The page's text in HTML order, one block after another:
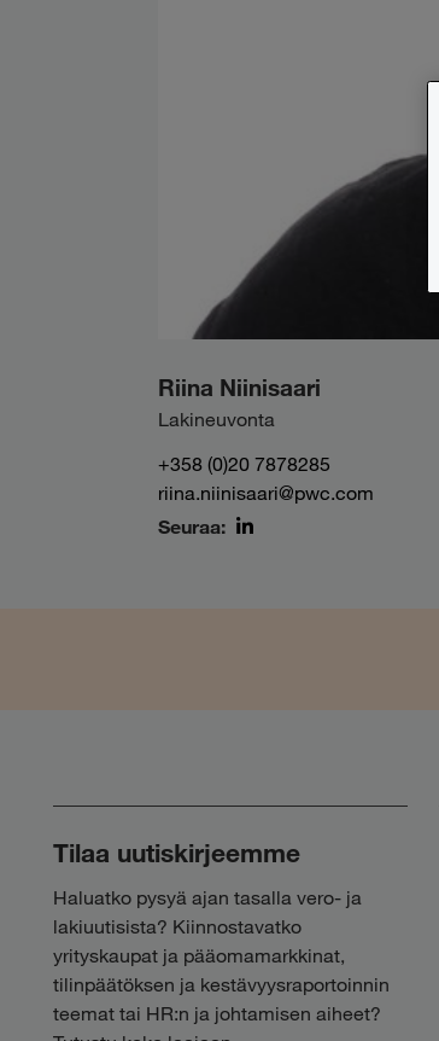
Riina Niinisaari
Lakineuvonta
+358 (0)20 7878285
riina.niinisaari@pwc.com
Seuraa:
Tilaa uutiskirjeemme
Haluatko pysyä ajan tasalla vero- ja
lakiuutisista? Kiinnostavatko
yrityskaupat ja pääomamarkkinat,
tilinpäätöksen ja kestävyysraportoinnin
teemat tai HR:n ja johtamisen aiheet?